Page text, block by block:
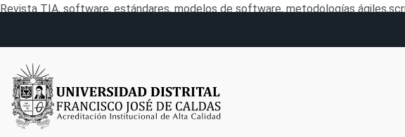
Revista TIA, software, estándares, modelos de software, metodologías